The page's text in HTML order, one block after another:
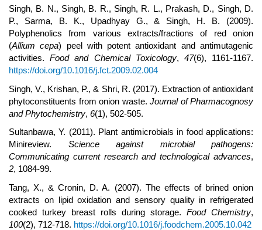
Singh, B. N., Singh, B. R., Singh, R. L., Prakash, D., Singh, D.
P., Sarma, B. K., Upadhyay G., & Singh, H. B. (2009).
Polyphenolics from various extracts/fractions of red onion
(Allium cepa) peel with potent antioxidant and antimutagenic
activities.Food and Chemical Toxicology, 47(6), 1161-1167.
https://doi.org/10.1016/j.fct.2009.02.004
Singh, V., Krishan, P., & Shri, R. (2017). Extraction of antioxidant
phytoconstituents from onion waste. Journal of Pharmacognosy
and Phytochemistry, 6(1), 502-505.
Sultanbawa, Y. (2011). Plant antimicrobials in food applications:
Minireview. Science against microbial pathogens:
Communicating current research and technological advances,
2, 1084-99.
Tang, X., & Cronin, D. A. (2007). The effects of brined onion
extracts on lipid oxidation and sensory quality in refrigerated
cooked turkey breast rolls during storage. Food Chemistry,
100(2), 712-718. https://doi.org/10.1016/j.foodchem.2005.10.042